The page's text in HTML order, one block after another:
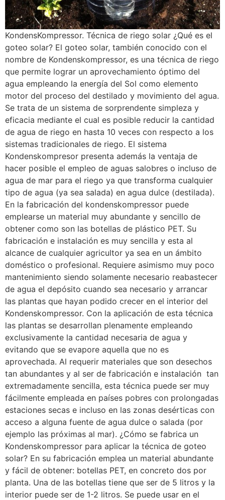
KondensKompressor. Técnica de riego solar ¿Qué es el
goteo solar? El goteo solar, también conocido con el
nombre de Kondenskompressor, es una técnica de riego
que permite lograr un aprovechamiento óptimo del
agua empleando la energía del Sol como elemento
motor del proceso del destilado y movimiento del agua.
Se trata de un sistema de sorprendente simpleza y
eficacia mediante el cual es posible reducir la cantidad
de agua de riego en hasta 10 veces con respecto a los
sistemas tradicionales de riego. El sistema
Kondenskompresor presenta además la ventaja de
hacer posible el empleo de aguas salobres o incluso de
agua de mar para el riego ya que transforma cualquier
tipo de agua (ya sea salada) en agua dulce (destilada).
En la fabricación del kondenskompressor puede
emplearse un material muy abundante y sencillo de
obtener como son las botellas de plástico PET. Su
fabricación e instalación es muy sencilla y esta al
alcance de cualquier agricultor ya sea en un ámbito
doméstico o profesional. Requiere asimismo muy poco
mantenimiento siendo solamente necesario reabastecer
de agua el depósito cuando sea necesario y arrancar
las plantas que hayan podido crecer en el interior del
Kondenskompressor. Con la aplicación de esta técnica
las plantas se desarrollan plenamente empleando
exclusivamente la cantidad necesaria de agua y
evitando que se evapore aquella que no es
aprovechada. Al requerir materiales que son desechos
tan abundantes y al ser de fabricación e instalación tan
extremadamente sencilla, esta técnica puede ser muy
fácilmente empleada en países pobres con prolongadas
estaciones secas e incluso en las zonas desérticas con
acceso a alguna fuente de agua dulce o salada (por
ejemplo las próximas al mar). ¿Cómo se fabrica un
Kondenskompressor para aplicar la técnica de goteo
solar? En su fabricación emplea un material abundante
y fácil de obtener: botellas PET, en concreto dos por
planta. Una de las botellas tiene que ser de 5 litros y la
interior puede ser de 1-2 litros. Se puede usar en el